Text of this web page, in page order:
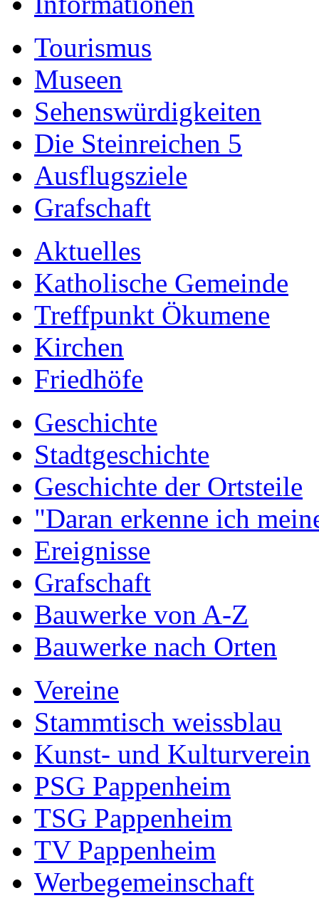
Tourismus
Museen
Sehenswürdigkeiten
Die Steinreichen 5
Ausflugsziele
Grafschaft
Aktuelles
Katholische Gemeinde
Treffpunkt Ökumene
Kirchen
Friedhöfe
Geschichte
Stadtgeschichte
Geschichte der Ortsteile
"Daran erkenne ich
Ereignisse
Grafschaft
Bauwerke von A-Z
Bauwerke nach Orten
Vereine
Stammtisch weissblau
Kunst- und Kulturverein
PSG Pappenheim
TSG Pappenheim
TV Pappenheim
Werbegemeinschaft